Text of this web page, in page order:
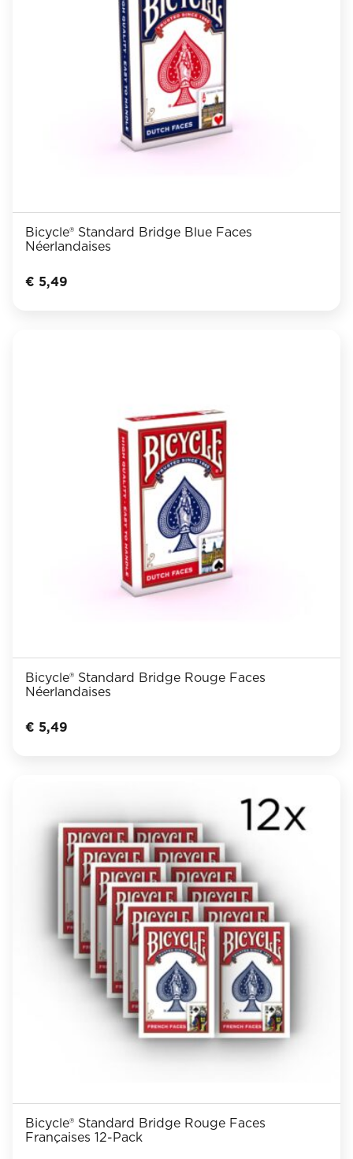
Bicycle® Standard Bridge Blue Faces
Néerlandaises
€ 5,49
Bicycle® Standard Bridge Rouge Faces
Néerlandaises
€ 5,49
Bicycle® Standard Bridge Rouge Faces
Françaises 12-Pack